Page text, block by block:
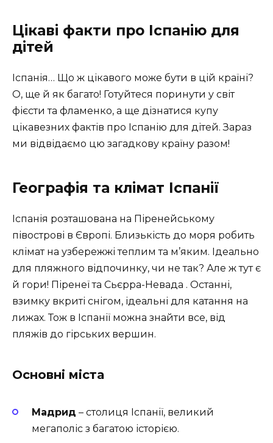
Цікаві факти про Іспанію для
дітей
Іспанія… Що ж цікавого може бути в цій країні?
О, ще й як багато! Готуйтеся поринути у світ
фієсти та фламенко, а ще дізнатися купу
цікавезних фактів про Іспанію для дітей. Зараз
ми відвідаємо цю загадкову країну разом!
Географія та клімат Іспанії
Іспанія розташована на Піренейському
півострові в Європі. Близькість до моря робить
клімат на узбережжі теплим та м’яким. Ідеально
для пляжного відпочинку, чи не так? Але ж тут є
й гори! Піренеї та Сьєрра-Невада . Останні,
взимку вкриті снігом, ідеальні для катання на
лижах. Тож в Іспанії можна знайти все, від
пляжів до гірських вершин.
Основні міста
Мадрид – столиця Іспанії, великий
мегаполіс з багатою історією.